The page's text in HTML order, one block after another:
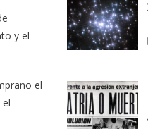
y el
el